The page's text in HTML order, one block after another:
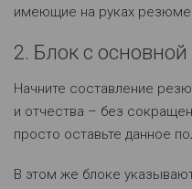
имеющие на руках резюме
2. Блок с
Начните составление
и отчества – без
просто оставьте данное
В этом же блоке